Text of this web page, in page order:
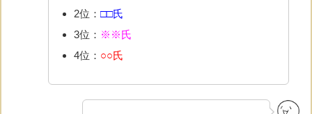
2位：□□氏
3位： ※※氏
4位： ○○氏